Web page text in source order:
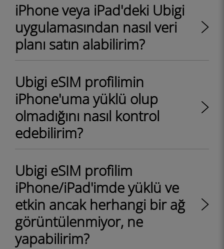
iPhone veya iPad'deki Ubigi
uygulamasından nasıl veri
planı satın alabilirim?
Ubigi eSIM profilimin
iPhone'uma yüklü olup
olmadığını nasıl kontrol
edebilirim?
Ubigi eSIM profilim
iPhone/iPad'imde yüklü ve
etkin ancak herhangi bir ağ
görüntülenmiyor, ne
yapabilirim?